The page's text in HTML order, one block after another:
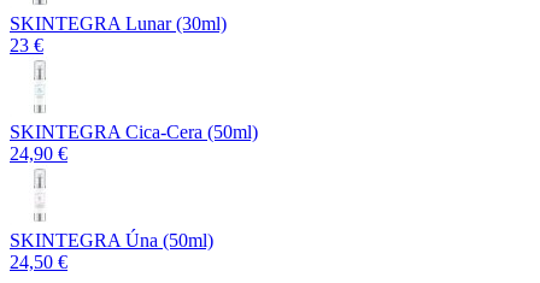
SKINTEGRA Lunar (30ml)
23 €
SKINTEGRA Cica-Cera (50ml)
24,90 €
SKINTEGRA Úna (50ml)
24,50 €